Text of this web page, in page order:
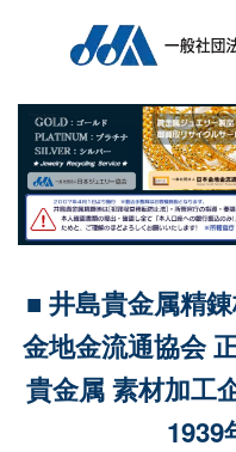
■ 井島貴金属精
金地金流通協会
貴金属 素材加工
1939